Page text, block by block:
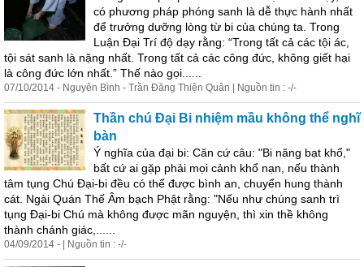
có phương pháp phóng sanh là dễ thực hành nhất
để trưởng dưỡng lòng từ bi của chúng ta. Trong
Luận Đại Trí độ dạy rằng: “Trong tất cả các tội ác,
tội sát sanh là nặng nhất. Trong tất cả các công đức, không giết hại
là công đức lớn nhất.” Thế nào gọi......
07/10/2014 - Nguyên Bình - Trần Đăng Thiện Quân | Nguồn tin : -/-
Thần chú Đại Bi nhiệm mầu không thể nghĩ
bàn
Ý nghĩa của đại bi: Căn cứ câu: "Bi năng bạt khổ,"
bất cứ ai gặp phải mọi cảnh khổ nạn, nếu thành
tâm tụng Chú Ðại-bi đều có thể được bình an, chuyển hung thành
cát. Ngài Quán Thế Âm bạch Phật rằng: "Nếu như chúng sanh trì
tụng Ðại-bi Chú mà không được mãn nguyện , thì xin thề không
thành chánh giác,......
04/09/2014 - | Nguồn tin : -/-